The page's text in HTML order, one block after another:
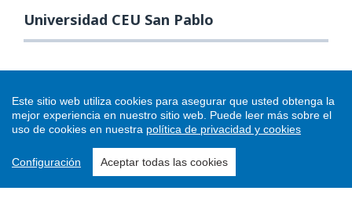
Universidad CEU San Pablo
Este sitio web utiliza cookies para asegurar que usted obtenga la
mejor experiencia en nuestro sitio web. Puede leer más sobre el
uso de cookies en nuestra política de privacidad y cookies
Configuración Aceptar todas las cookies